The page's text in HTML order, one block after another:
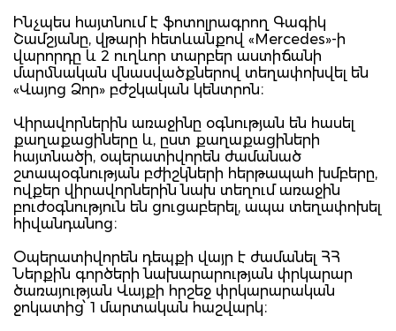
Ինչպես հայտնում է ֆոտոլրագրող Գագիկ
Շամշյանը, վթարի հետևանքով «Mercedes»-ի
վարորդը և 2 ուղևոր տարբեր աստիճանի
մարմնական վնասվածքներով տեղափոխվել են
«Վայոց Ձոր» բժշկական կենտրոն։
Վիրավորներին առաջինը օգնության են հասել
քաղաքացիները և, ըստ քաղաքացիների
հայտնածի, օպերատիվորեն ժամանած
շտապօգնության բժիշկների հերթապահ խմբերը,
ովքեր վիրավորներին նախ տեղում առաջին
բուժօգնություն են ցուցաբերել, ապա տեղափոխել
հիվանդանոց։
Օպերատիվորեն դեպքի վայր է ժամանել ՀՀ
Ներքին գործերի նախարարության փրկարար
ծառայության Վայքի հրշեջ փրկարարական
ջոկատից՝ 1 մարտական հաշվարկ։